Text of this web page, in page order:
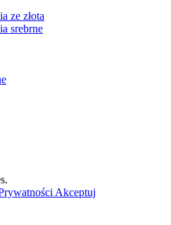
ze złota
srebrne
Akceptuj